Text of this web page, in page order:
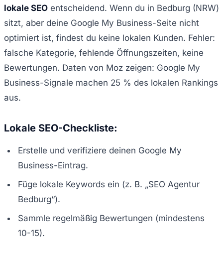
lokale SEO entscheidend. Wenn du in Bedburg (NRW)
sitzt, aber deine Google My Business-Seite nicht
optimiert ist, findest du keine lokalen Kunden. Fehler:
falsche Kategorie, fehlende Öffnungszeiten, keine
Bewertungen. Daten von Moz zeigen: Google My
Business-Signale machen 25 % des lokalen Rankings
aus.
Lokale SEO-Checkliste:
Erstelle und verifiziere deinen Google My
Business-Eintrag.
Füge lokale Keywords ein (z. B. „SEO Agentur
Bedburg“).
Sammle regelmäßig Bewertungen (mindestens
10-15).